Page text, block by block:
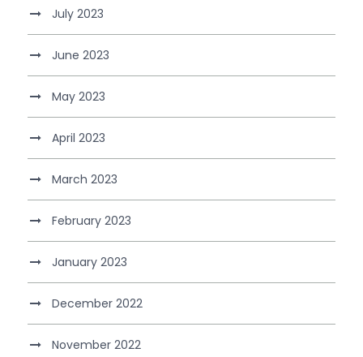
July 2023
June 2023
May 2023
April 2023
March 2023
February 2023
January 2023
December 2022
November 2022